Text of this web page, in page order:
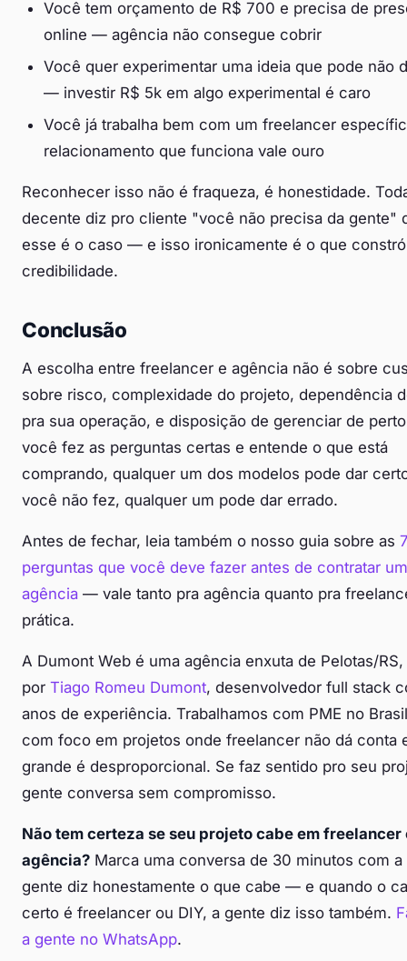
Você tem orçamento de R$ 700 e precisa de
online — agência não consegue cobrir
Você quer experimentar uma ideia que pode não
— investir R$ 5k em algo experimental é caro
Você já trabalha bem com um freelancer
relacionamento que funciona vale ouro
Reconhecer isso não é fraqueza, é honestidade.
decente diz pro cliente "você não precisa da gente"
esse é o caso — e isso ironicamente é o que
credibilidade.
Conclusão
A escolha entre freelancer e agência não é sobre
sobre risco, complexidade do projeto, dependência
pra sua operação, e disposição de gerenciar de
você fez as perguntas certas e entende o que está
comprando, qualquer um dos modelos pode dar
você não fez, qualquer um pode dar errado.
Antes de fechar, leia também o nosso guia sobre as
perguntas que você deve fazer antes de contratar
agência — vale tanto pra agência quanto pra
prática.
A Dumont Web é uma agência enxuta de Pelotas/
por Tiago Romeu Dumont, desenvolvedor full stack
anos de experiência. Trabalhamos com PME no
com foco em projetos onde freelancer não dá conta
grande é desproporcional. Se faz sentido pro seu
gente conversa sem compromisso.
Não tem certeza se seu projeto cabe em freelancer
agência? Marca uma conversa de 30 minutos com a
gente diz honestamente o que cabe — e quando o
certo é freelancer ou DIY, a gente diz isso também.
a gente no WhatsApp.